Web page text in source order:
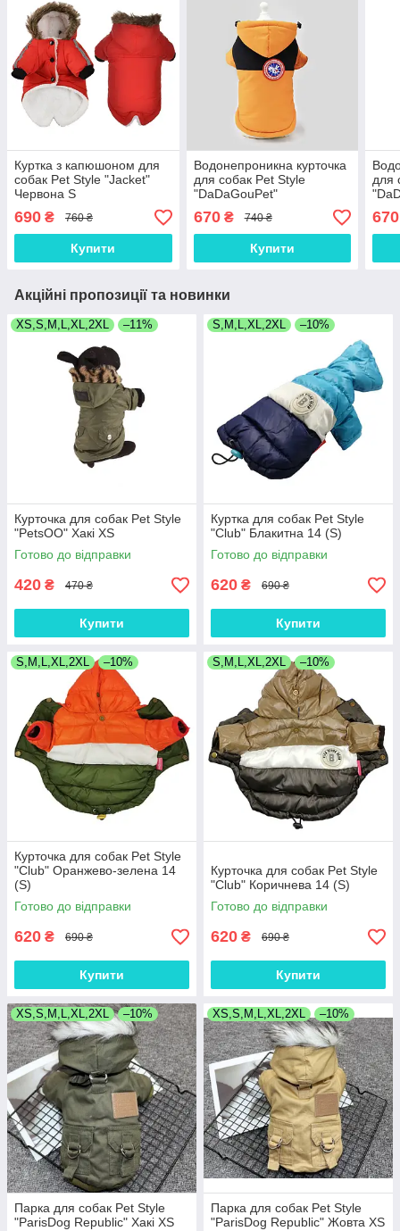
Куртка з капюшоном для
собак Pet Style "Jacket"
Червона S
690 ₴ 760 ₴
Купити
Водонепроникна курточка
для собак Pet Style
"DaDaGouPet"
670₴ 740 ₴
Купити
для
670
Акційні пропозиції та новинки
XS,S,M,L,XL,2XL –11%
Курточка для собак Pet Style
"PetsOO" Хакі XS
Готово до відправки
420 ₴ 470 ₴
Купити
S,M,L,XL,2XL –10%
Куртка для собак Pet Style
"Club" Блакитна 14 (S)
Готово до відправки
620 ₴ 690 ₴
Купити
S,M,L,XL,2XL –10%
Курточка для собак Pet Style
"Club" Оранжево-зелена 14
(S)
Готово до відправки
620 ₴ 690 ₴
Купити
S,M,L,XL,2XL –10%
Курточка для собак Pet Style
"Club" Коричнева 14 (S)
Готово до відправки
620 ₴ 690 ₴
Купити
XS,S,M,L,XL,2XL –10%
Парка для собак Pet Style
"ParisDog Republic" Хакі XS
XS,S,M,L,XL,2XL –10%
Парка для собак Pet Style
"ParisDog Republic" Жовта XS